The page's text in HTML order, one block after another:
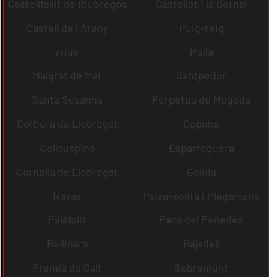
Castellfollit de Riubregós
Castellet i la Gornal
Castell de l´Areny
Puig-reig
rrius
Malla
Malgrat de Mar
Santpedor
Santa Susanna
Perpètua de Mogoda
Corbera de Llobregat
Copons
Collsuspina
Esparreguera
Cornellà de Llobregat
Gelida
Navas
Palau-solità i Plegamans
Palafolls
Pacs del Penedès
Rellinars
Rajadell
Premià de Dalt
Sobremunt